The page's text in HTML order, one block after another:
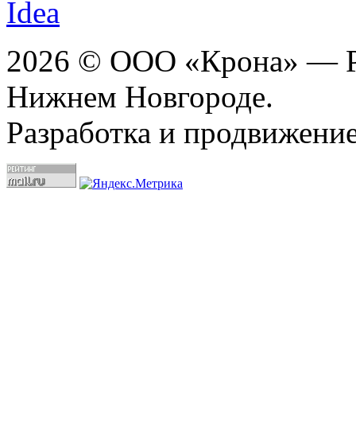
2026 © ООО «Крона» —
Нижнем Новгороде.
Разработка и